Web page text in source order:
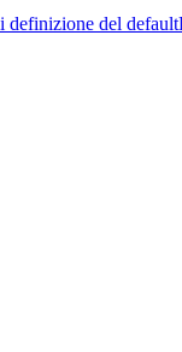
definizione del default